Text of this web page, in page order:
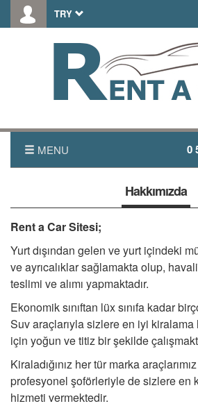
TRY
MENU 0
ANASAYFA
FİYAT LİSTESİ
TRANSFER
KIRALAMA
S.S.S.
Hakkımızda
Rent a Car Sitesi;
Yurt dışından gelen ve yurt içindeki
ve ayrıcalıklar sağlamakta olup,
teslimi ve alımı yapmaktadır.
Ekonomik sınıftan lüx sınıfa kadar
Suv araçlarıyla sizlere en iyi
için yoğun ve titiz bir şekilde
Kiraladığınız her tür marka
profesyonel şoförleriyle de sizlere en
hizmeti vermektedir.